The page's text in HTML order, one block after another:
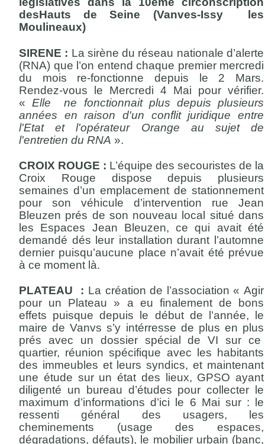
desHauts de Seine (Vanves-Issy les
Moulineaux)
SIRENE : La sirène du réseau nationale d’alerte
(RNA) que l’on entend chaque premier mercredi
du mois re-fonctionne depuis le 2 Mars.
Rendez-vous le Mercredi 4 Mai pour vérifier.
«Elle ne fonctionnait plus depuis plusieurs
années en raison d'un conflit juridique entre
l'Etat et l'opérateur Orange au sujet de
l'entretien du RNA ».
CROIX ROUGE : L’équipe des secouristes de la
Croix Rouge dispose depuis plusieurs
semaines d’un emplacement de stationnement
pour son véhicule d’intervention rue Jean
Bleuzen prés de son nouveau local situé dans
les Espaces Jean Bleuzen, ce qui avait été
demandé dés leur installation durant l’automne
dernier puisqu’aucune place n’avait été prévue
à ce moment là.
PLATEAU : La création de l’association « Agir
pour un Plateau » a eu finalement de bons
effets puisque depuis le début de l’année, le
maire de Vanvs s’y intérresse de plus en plus
prés avec un dossier spécial de VI sur ce
quartier, réunion spécifique avec les habitants
des immeubles et leurs syndics, et maintenant
une étude sur un état des lieux, GPSO ayant
diligenté un bureau d’études pour collecter le
maximum d’informations d’ici le 6 Mai sur : le
ressenti général des usagers, les
cheminements (usage des espaces,
dégradations, défauts), le mobilier urbain (banc,